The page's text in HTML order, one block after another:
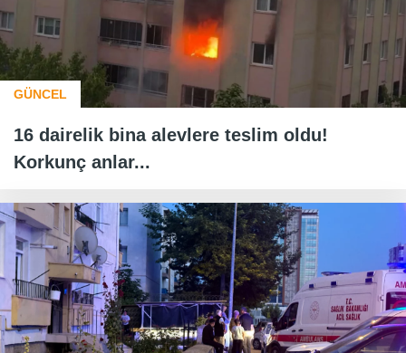
GÜNCEL
16 dairelik bina alevlere teslim oldu!
Korkunç anlar...